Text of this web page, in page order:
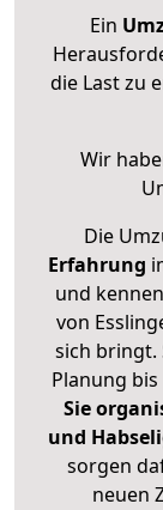
Ein
die Last zu
Wir
Die
Erfahrung
und
von
sich bringt.
Planung
Sie
und
sorgen
neuen